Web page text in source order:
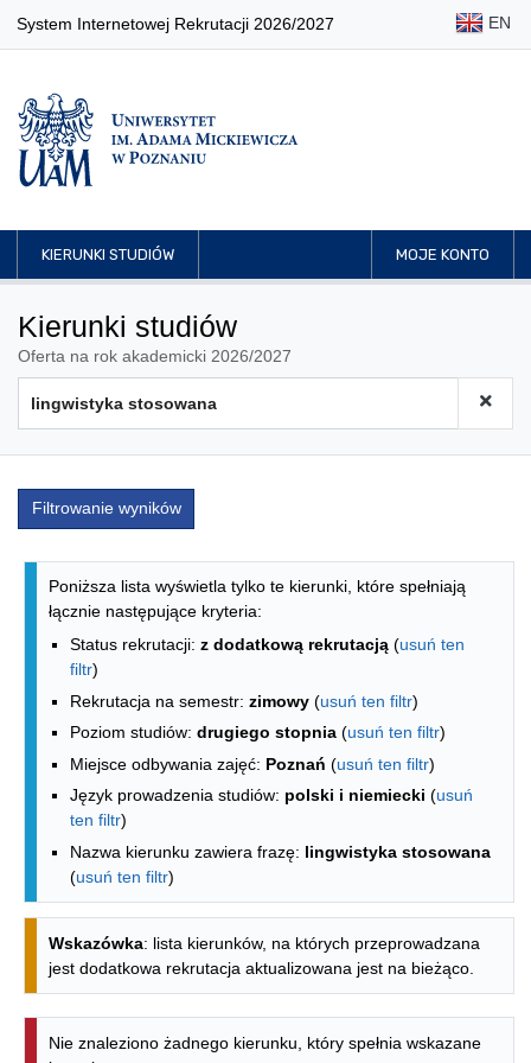
System Internetowej Rekrutacji 2026/2027 EN
KIERUNKI STUDIÓW MOJE KONTO
Kierunki studiów
Oferta na rok akademicki 2026/2027
Filtrowanie wyników
Lista kierunków - spis według
Poniższa lista wyświetla tylko te kierunki, które spełniają
łącznie następujące kryteria:
Status rekrutacji: z dodatkową rekrutacją (usuń ten
filtr)
Rekrutacja na semestr: zimowy (usuń ten filtr)
Poziom studiów: drugiego stopnia (usuń ten filtr)
Miejsce odbywania zajęć: Poznań (usuń ten filtr)
Język prowadzenia studiów: polski i niemiecki (usuń
ten filtr)
Nazwa kierunku zawiera frazę: lingwistyka stosowana
(usuń ten filtr)
Wskazówka: lista kierunków, na których przeprowadzana
jest dodatkowa rekrutacja aktualizowana jest na bieżąco.
Nie znaleziono żadnego kierunku, który spełnia wskazane